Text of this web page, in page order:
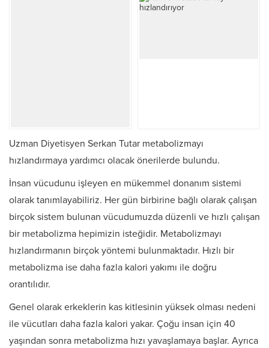
Uzman Diyetisyen Serkan Tutar metabolizmayı
hızlandırmaya yardımcı olacak önerilerde bulundu.
İnsan vücudunu işleyen en mükemmel donanım sistemi
olarak tanımlayabiliriz. Her gün birbirine bağlı olarak çalışan
birçok sistem bulunan vücudumuzda düzenli ve hızlı çalışan
bir metabolizma hepimizin isteğidir. Metabolizmayı
hızlandırmanın birçok yöntemi bulunmaktadır. Hızlı bir
metabolizma ise daha fazla kalori yakımı ile doğru
orantılıdır.
Genel olarak erkeklerin kas kitlesinin yüksek olması nedeni
ile vücutları daha fazla kalori yakar. Çoğu insan için 40
yaşından sonra metabolizma hızı yavaşlamaya başlar. Ayrıca